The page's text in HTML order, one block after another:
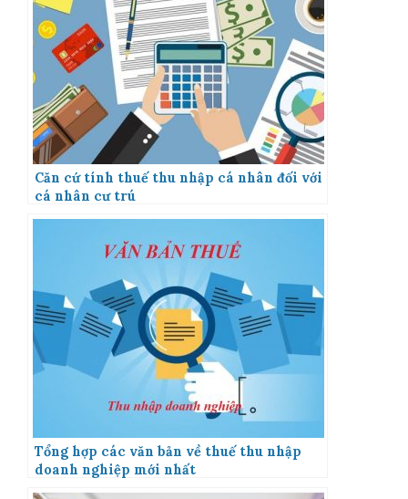
Căn cứ tính thuế thu nhập cá nhân đối với
cá nhân cư trú
Tổng hợp các văn bản về thuế thu nhập
doanh nghiệp mới nhất